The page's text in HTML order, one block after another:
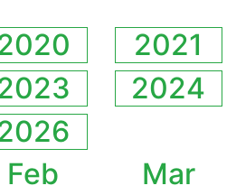
2021
2024
Feb
Mar